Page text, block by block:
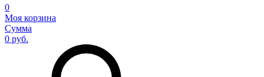
0
Моя корзина
Сумма
0 руб.